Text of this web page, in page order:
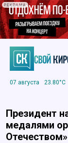
РЕКЛАМА
07 августа 23.80°C
Президент
медалями
Отечеством»